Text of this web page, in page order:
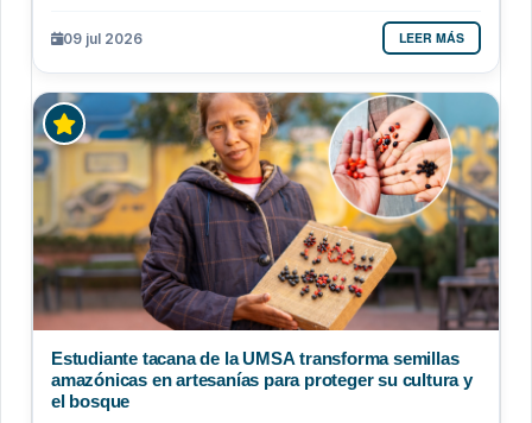
09 jul 2026 LEER MÁS
Estudiante tacana de la UMSA transforma semillas
amazónicas en artesanías para proteger su cultura y
el bosque